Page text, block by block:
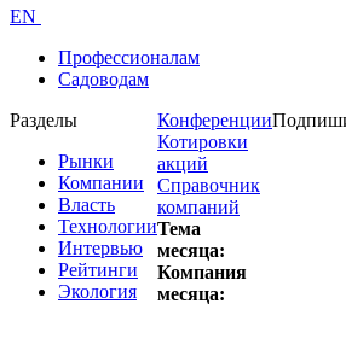
EN
Профессионалам
Садоводам
Разделы
Рынки
Компании
Власть
Технологии
Интервью
Рейтинги
Экология
Конференции
Котировки
акций
Справочник
компаний
Тема
месяца:
Компания
месяца: